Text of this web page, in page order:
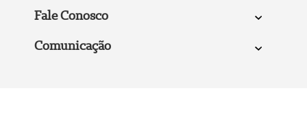
Fale Conosco
Comunicação